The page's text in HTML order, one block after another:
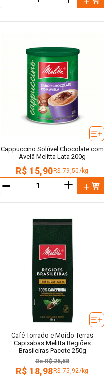
Cappuccino Solúvel Chocolate com
Avelã Melitta Lata 200g
R$ 15,90 R$ 79,50/kg
＋
－
Café Torrado e Moído Terras
Capixabas Melitta Regiões
Brasileiras Pacote 250g
De R$ 25,58
R$ 18,98 R$ 75,92/kg